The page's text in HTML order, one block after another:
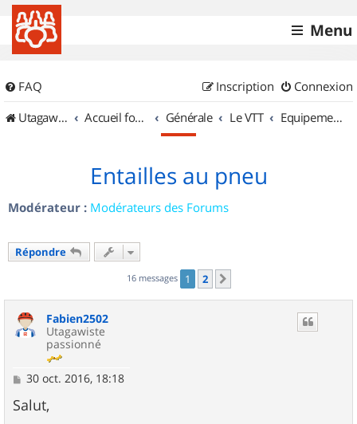
Menu
FAQ Connexion
Inscription
UtagawaVTT (Randos VTT et VTTAE avec traces GPS)
Accueil forum Générale Le VTT Equipements et Accessoires
Entailles au pneu
Modérateur : Modérateurs des Forums
Répondre
16 messages 1 2
Fabien2502
Utagawiste
passionné
M
s
s
30 oct. 2016, 18:18
Salut,